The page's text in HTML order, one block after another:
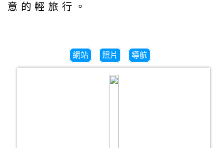
意的輕旅行。
網站 照片 導航